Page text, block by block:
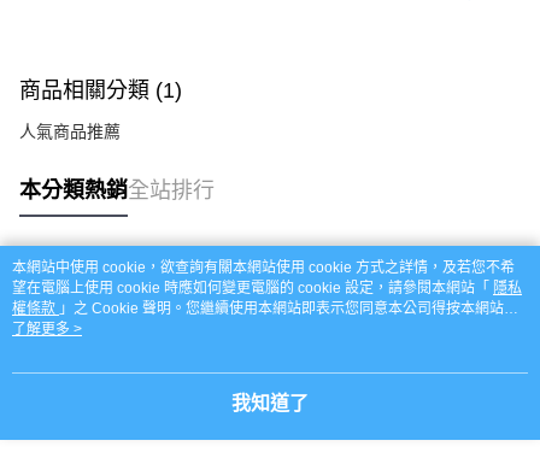
商品相關分類 (1)
人氣商品推薦
本分類熱銷全站排行
熱門標籤
本網站中使用 cookie，欲查詢有關本網站使用 cookie 方式之詳情，及若您不希
望在電腦上使用 cookie 時應如何變更電腦的 cookie 設定，請參閱本網站「 隱私
權條款 」之 Cookie 聲明。您繼續使用本網站即表示您同意本公司得按本網站使
用條款之 Cookie 聲明使用 cookie。
了解更多 >
我知道了